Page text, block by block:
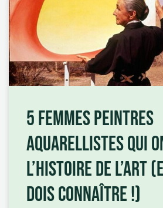
5 FEMMES PEINTRES
AQUARELLISTES QUI
L’HISTOIRE DE L’ART
DOIS CONNAÎTRE !)